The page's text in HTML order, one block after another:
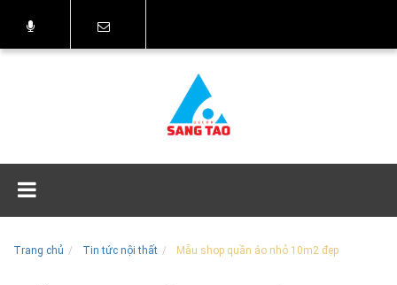
Trang chủ Tin tức nội thất Mẫu shop quần áo nhỏ 10m2 đẹp